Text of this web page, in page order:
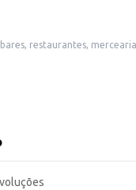
restaurantes,
em garrafa facilita